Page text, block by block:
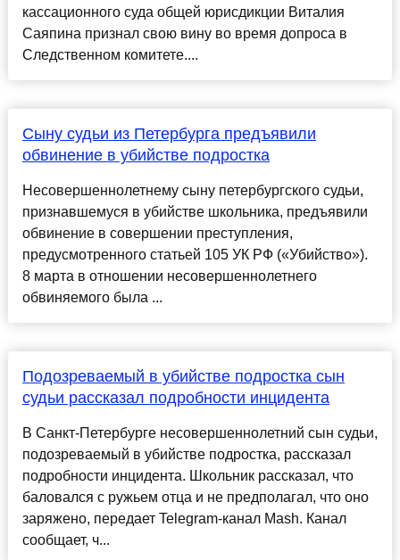
кассационного суда общей юрисдикции Виталия
Саяпина признал свою вину во время допроса в
Следственном комитете....
Сыну судьи из Петербурга предъявили
обвинение в убийстве подростка
Несовершеннолетнему сыну петербургского судьи,
признавшемуся в убийстве школьника, предъявили
обвинение в совершении преступления,
предусмотренного статьей 105 УК РФ («Убийство»).
8 марта в отношении несовершеннолетнего
обвиняемого была ...
Подозреваемый в убийстве подростка сын
судьи рассказал подробности инцидента
В Санкт-Петербурге несовершеннолетний сын судьи,
подозреваемый в убийстве подростка, рассказал
подробности инцидента. Школьник рассказал, что
баловался с ружьем отца и не предполагал, что оно
заряжено, передает Telegram-канал Mash. Канал
сообщает, ч...